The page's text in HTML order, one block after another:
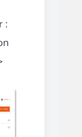
: